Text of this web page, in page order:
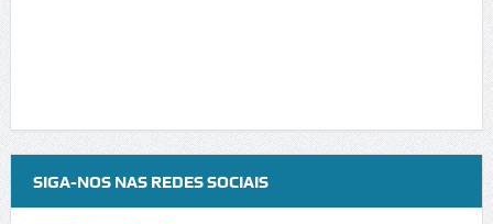
SIGA-NOS NAS REDES SOCIAIS